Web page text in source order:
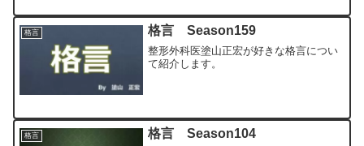
格言 格言 Season159
整形外科医塗山正宏が好きな格言につい
て紹介します。
格言 格言 Season104